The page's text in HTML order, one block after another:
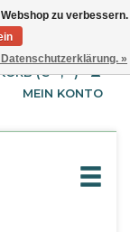
English
Français
(€--,--)
MEIN KONTO
zu verbessern.
»